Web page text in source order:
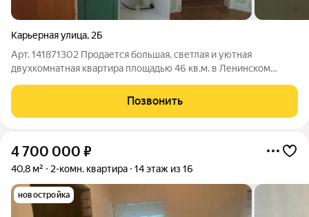
Карьерная улица, 2Б
Арт. 141871302 Продается большая, светлая и уютная
двухкомнатная квартира площадью 46 кв.м. в Ленинском
расположена на втором этаже трехэтажного дома 2015 года
постройки. Комнаты смежные
Позвонить
4 700 000 ₽
40,8 м² 2-комн. квартира 14 этаж из 16
новостройка